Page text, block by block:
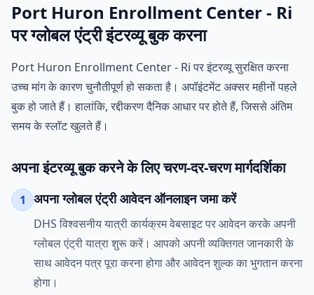
Port Huron Enrollment Center - Ri
पर ग्लोबल एंट्री इंटरव्यू बुक करना
Port Huron Enrollment Center - Ri पर इंटरव्यू सुरक्षित करना
उच्च मांग के कारण चुनौतीपूर्ण हो सकता है। अपॉइंटमेंट अक्सर महीनों पहले
बुक हो जाते हैं। हालांकि, रद्दीकरण दैनिक आधार पर होते हैं, जिससे अंतिम
समय के स्लॉट खुलते हैं।
अपना इंटरव्यू बुक करने के लिए चरण-दर-चरण मार्गदर्शिका
1 अपना ग्लोबल एंट्री आवेदन ऑनलाइन जमा करें
DHS विश्वसनीय यात्री कार्यक्रम वेबसाइट पर आवेदन करके अपनी
ग्लोबल एंट्री यात्रा शुरू करें। आपको अपनी व्यक्तिगत जानकारी के
साथ आवेदन पत्र पूरा करना होगा और आवेदन शुल्क का भुगतान करना
होगा।